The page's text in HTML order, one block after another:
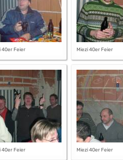
40er Feier Miezi 40er Feier
40er Feier Miezi 40er Feier